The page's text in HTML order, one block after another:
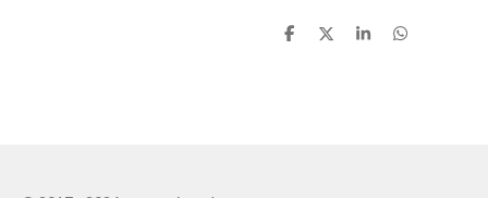
D
D
S
D